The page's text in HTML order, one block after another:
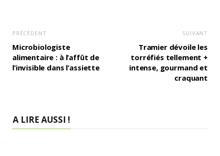
PRÉCÉDENT
Microbiologiste
alimentaire : à l’affût de
l’invisible dans l’assiette
SUIVANT
Tramier dévoile les
torréfiés tellement +
intense, gourmand et
craquant
A LIRE AUSSI !